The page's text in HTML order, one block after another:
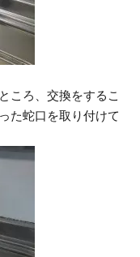
ころ、交換をするこ
た蛇口を取り付けて